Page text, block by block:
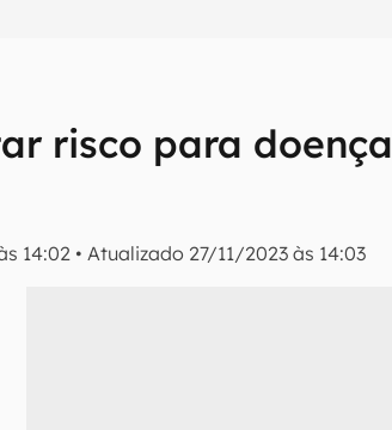
risco para doença
14:02 •Atualizado 27/11/2023 às 14:03
tecnologia em primeira